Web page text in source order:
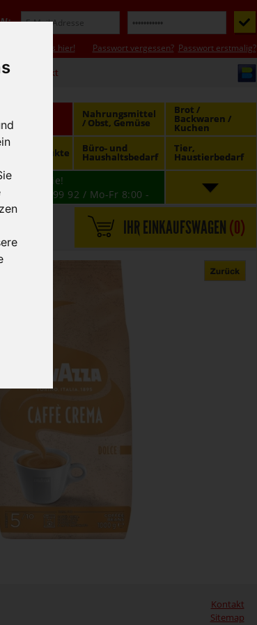
Infos hier! Passwort vergessen? Passwort erstmalig?
Kontakt
/ Tee Nahrungsmittel
/ Obst, Gemüse
Brot /
Backwaren /
Kuchen
Büro- und
Haushaltsbedarf
Tier,
Haustierbedarf
für Sie!
auf: 01 599 92 / Mo-Fr 8:00 -
IHR EINKAUFSWAGEN(0)
Kontakt
Sitemap